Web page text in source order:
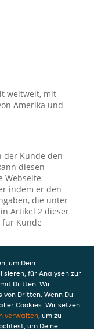
weltweit, mit
Amerika und
der Kunde den
diesen
Webseite
indem er den
die unter
Artikel 2 dieser
für Kunde
Daten in
um Dein
für Analysen zur
Dritten. Wir
von Dritten. Wenn Du
Cookies. Wir setzen
verwalten, um zu
um Deine